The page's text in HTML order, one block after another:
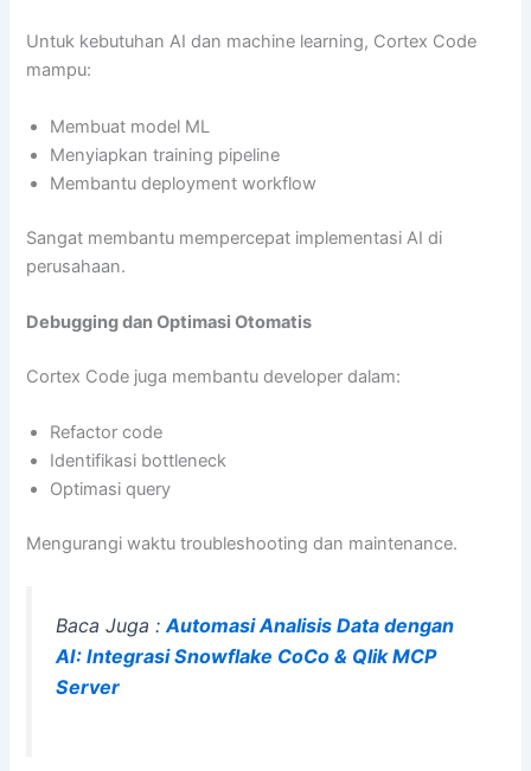
Untuk kebutuhan AI dan machine learning, Cortex Code
mampu:
Membuat model ML
Menyiapkan training pipeline
Membantu deployment workflow
Sangat membantu mempercepat implementasi AI di
perusahaan.
Debugging dan Optimasi Otomatis
Cortex Code juga membantu developer dalam:
Refactor code
Identifikasi bottleneck
Optimasi query
Mengurangi waktu troubleshooting dan maintenance.
Baca Juga :Automasi Analisis Data dengan
AI: Integrasi Snowflake CoCo & Qlik MCP
Server